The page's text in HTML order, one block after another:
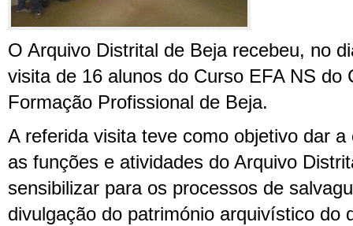
O Arquivo Distrital de Beja recebeu, no
visita de 16 alunos do Curso EFA NS do
Formação Profissional de Beja.
A referida visita teve como objetivo dar
as funções e atividades do Arquivo
sensibilizar para os processos de
divulgação do património arquivístico do